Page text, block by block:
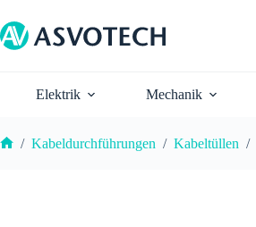
Inhalt
springen
Elektrik Mechanik
/ Kabeldurchführungen / Kabeltüllen /